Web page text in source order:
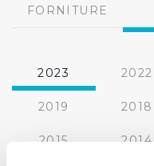
FORNITURE
2023 2022
2019 2018
2015 2014